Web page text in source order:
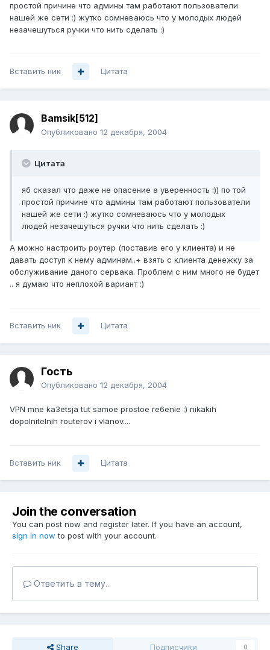
простой причине что админы там работают пользователи
нашей же сети :) жутко сомневаюсь что у молодых людей
незачешуться ручки что нить сделать :)
Вставить ник Цитата
Bamsik[512]
Опубликовано 12 декабря, 2004
Цитата
яб сказал что даже не опасение а уверенность :)) по той
простой причине что админы там работают пользователи
нашей же сети :) жутко сомневаюсь что у молодых
людей незачешуться ручки что нить сделать :)
А можно настроить роутер (поставив его у клиента) и не
давать доступ к нему админам..+ взять с клиента денежку за
обслуживание даного сервака. Проблем с ним много не будет
.. я думаю что неплохой вариант :)
Вставить ник Цитата
Гость
Опубликовано 12 декабря, 2004
VPN mne ka3etsja tut samoe prostoe re6enie :) nikakih
dopolnitelnih routerov i vlanov....
Вставить ник Цитата
Join the conversation
You can post now and register later. If you have an account,
sign in now to post with your account.
Ответить в тему...
Share Подписчики 0